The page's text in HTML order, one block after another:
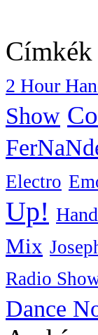
Címkék
2 Hour
Show
Electro
Up!
Mix
Radio
Dance